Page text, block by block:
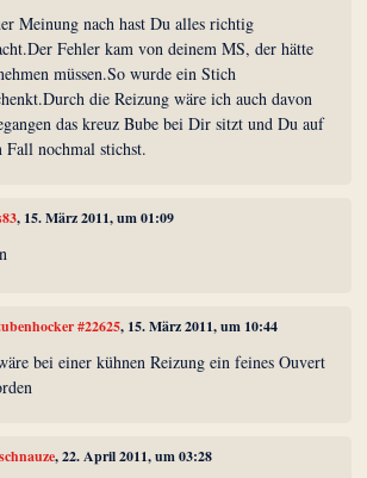
Meinung nach hast Du alles richtig
Fehler kam von deinem MS, der hätte
müssen.So wurde ein Stich
die Reizung wäre ich auch davon
das kreuz Bube bei Dir sitzt und Du auf
Fall nochmal stichst.
, 15. März 2011, um 01:09
#22625, 15. März 2011, um 10:44
bei einer kühnen Reizung ein feines Ouvert
, 22. April 2011, um 03:28